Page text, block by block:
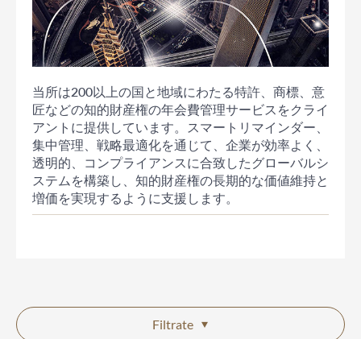
当所は200以上の国と地域にわたる特許、商標、意
匠などの知的財産権の年会費管理サービスをクライ
アントに提供しています。スマートリマインダー、
集中管理、戦略最適化を通じて、企業が効率よく、
透明的、コンプライアンスに合致したグローバルシ
ステムを構築し、知的財産権の長期的な価値維持と
増価を実現するように支援します。
Filtrate